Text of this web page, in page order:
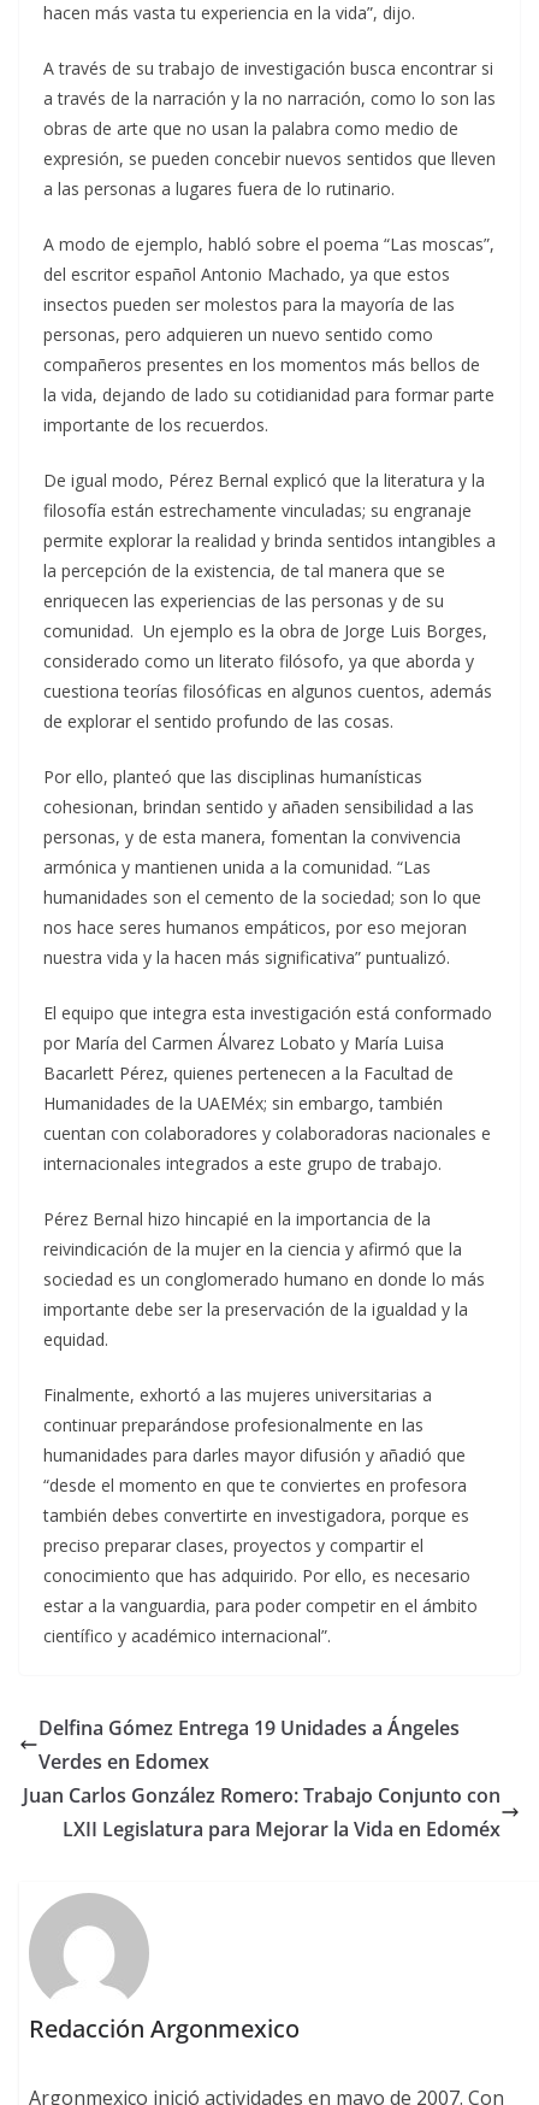
hacen más vasta tu experiencia en la vida”, dijo.
A través de su trabajo de investigación busca encontrar si
a través de la narración y la no narración, como lo son las
obras de arte que no usan la palabra como medio de
expresión, se pueden concebir nuevos sentidos que lleven
a las personas a lugares fuera de lo rutinario.
A modo de ejemplo, habló sobre el poema “Las moscas”,
del escritor español Antonio Machado, ya que estos
insectos pueden ser molestos para la mayoría de las
personas, pero adquieren un nuevo sentido como
compañeros presentes en los momentos más bellos de
la vida, dejando de lado su cotidianidad para formar parte
importante de los recuerdos.
De igual modo, Pérez Bernal explicó que la literatura y la
filosofía están estrechamente vinculadas; su engranaje
permite explorar la realidad y brinda sentidos intangibles a
la percepción de la existencia, de tal manera que se
enriquecen las experiencias de las personas y de su
comunidad. Un ejemplo es la obra de Jorge Luis Borges,
considerado como un literato filósofo, ya que aborda y
cuestiona teorías filosóficas en algunos cuentos, además
de explorar el sentido profundo de las cosas.
Por ello, planteó que las disciplinas humanísticas
cohesionan, brindan sentido y añaden sensibilidad a las
personas, y de esta manera, fomentan la convivencia
armónica y mantienen unida a la comunidad. “Las
humanidades son el cemento de la sociedad; son lo que
nos hace seres humanos empáticos, por eso mejoran
nuestra vida y la hacen más significativa” puntualizó.
El equipo que integra esta investigación está conformado
por María del Carmen Álvarez Lobato y María Luisa
Bacarlett Pérez, quienes pertenecen a la Facultad de
Humanidades de la UAEMéx; sin embargo, también
cuentan con colaboradores y colaboradoras nacionales e
internacionales integrados a este grupo de trabajo.
Pérez Bernal hizo hincapié en la importancia de la
reivindicación de la mujer en la ciencia y afirmó que la
sociedad es un conglomerado humano en donde lo más
importante debe ser la preservación de la igualdad y la
equidad.
Finalmente, exhortó a las mujeres universitarias a
continuar preparándose profesionalmente en las
humanidades para darles mayor difusión y añadió que
“desde el momento en que te conviertes en profesora
también debes convertirte en investigadora, porque es
preciso preparar clases, proyectos y compartir el
conocimiento que has adquirido. Por ello, es necesario
estar a la vanguardia, para poder competir en el ámbito
científico y académico internacional”.
Delfina Gómez Entrega 19 Unidades a Ángeles
Verdes en Edomex
Juan Carlos González Romero: Trabajo Conjunto con
LXII Legislatura para Mejorar la Vida en Edoméx
Redacción Argonmexico
Argonmexico inició actividades en mayo de 2007. Con